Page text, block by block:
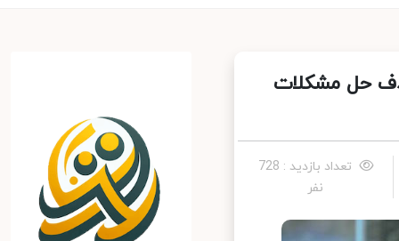
حل مشکلات
تعداد بازدید : 728
نفر